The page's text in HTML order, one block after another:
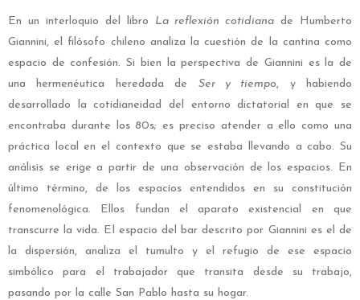
En un interloquio del libro La reflexión cotidiana de Humberto
Giannini, el filósofo chileno analiza la cuestión de la cantina como
espacio de confesión. Si bien la perspectiva de Giannini es la de
una hermenéutica heredada de Ser y tiempo, y habiendo
desarrollado la cotidianeidad del entorno dictatorial en que se
encontraba durante los 80s; es preciso atender a ello como una
práctica local en el contexto que se estaba llevando a cabo. Su
análisis se erige a partir de una observación de los espacios. En
último término, de los espacios entendidos en su constitución
fenomenológica. Ellos fundan el aparato existencial en que
transcurre la vida. El espacio del bar descrito por Giannini es el de
la dispersión, analiza el tumulto y el refugio de ese espacio
simbólico para el trabajador que transita desde su trabajo,
pasando por la calle San Pablo hasta su hogar.